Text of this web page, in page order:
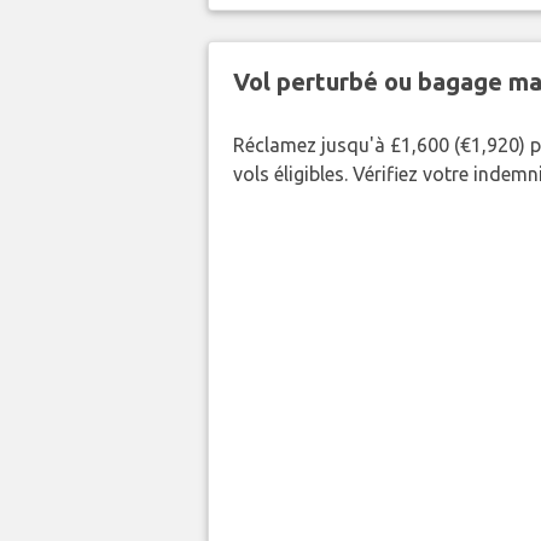
Vol perturbé ou bagage
Réclamez jusqu'à £1,600
vols éligibles. Vérifiez votre